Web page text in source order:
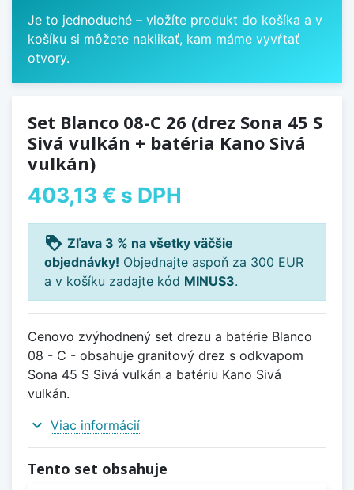
Je to jednoduché – vložíte produkt do košíka a v
košíku si môžete naklikať, kam máme vyvŕtať
otvory.
Set Blanco 08-C 26 (drez Sona 45 S
Sivá vulkán + batéria Kano Sivá
vulkán)
403,13 € s DPH
loyalty Zľava 3 % na všetky väčšie
objednávky! Objednajte aspoň za 300 EUR
a v košíku zadajte kód MINUS3.
Cenovo zvýhodnený set drezu a batérie Blanco
08 - C - obsahuje granitový drez s odkvapom
Sona 45 S Sivá vulkán a batériu Kano Sivá
vulkán.
expand_more Viac informácií
Tento set obsahuje